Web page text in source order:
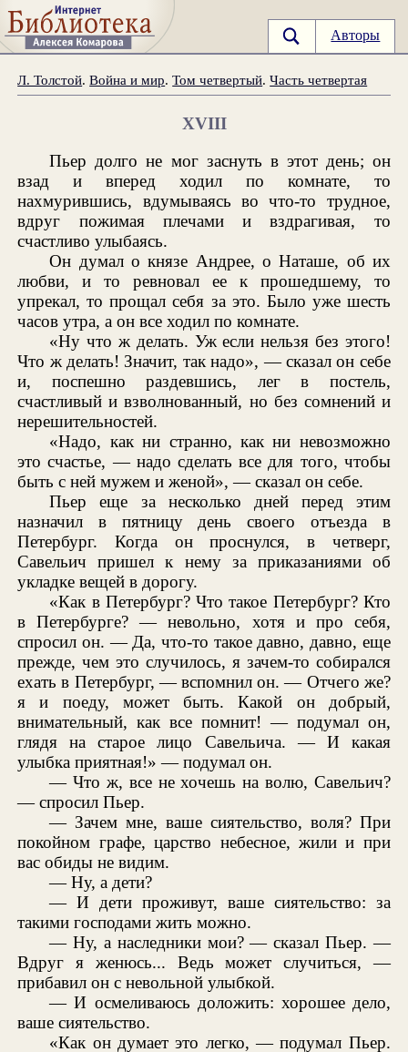
Авторы
Л. Толстой.Война и мир.Том четвертый.Часть четвертая
XVIII
Пьер долго не мог заснуть в этот день; он
взад и вперед ходил по комнате, то
нахмурившись, вдумываясь во что-то трудное,
вдруг пожимая плечами и вздрагивая, то
счастливо улыбаясь.
Он думал о князе Андрее, о Наташе, об их
любви, и то ревновал ее к прошедшему, то
упрекал, то прощал себя за это. Было уже шесть
часов утра, а он все ходил по комнате.
«Ну что ж делать. Уж если нельзя без этого!
Что ж делать! Значит, так надо», — сказал он себе
и, поспешно раздевшись, лег в постель,
счастливый и взволнованный, но без сомнений и
нерешительностей.
«Надо, как ни странно, как ни невозможно
это счастье, — надо сделать все для того, чтобы
быть с ней мужем и женой», — сказал он себе.
Пьер еще за несколько дней перед этим
назначил в пятницу день своего отъезда в
Петербург. Когда он проснулся, в четверг,
Савельич пришел к нему за приказаниями об
укладке вещей в дорогу.
«Как в Петербург? Что такое Петербург? Кто
в Петербурге? — невольно, хотя и про себя,
спросил он. — Да, что-то такое давно, давно, еще
прежде, чем это случилось, я зачем-то собирался
ехать в Петербург, — вспомнил он. — Отчего же?
я и поеду, может быть. Какой он добрый,
внимательный, как все помнит! — подумал он,
глядя на старое лицо Савельича. — И какая
улыбка приятная!» — подумал он.
— Что ж, все не хочешь на волю, Савельич?
— спросил Пьер.
— Зачем мне, ваше сиятельство, воля? При
покойном графе, царство небесное, жили и при
вас обиды не видим.
— Ну, а дети?
— И дети проживут, ваше сиятельство: за
такими господами жить можно.
— Ну, а наследники мои? — сказал Пьер. —
Вдруг я женюсь... Ведь может случиться, —
прибавил он с невольной улыбкой.
— И осмеливаюсь доложить: хорошее дело,
ваше сиятельство.
«Как он думает это легко, — подумал Пьер.